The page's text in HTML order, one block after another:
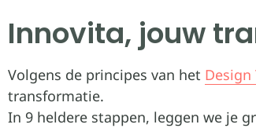
Innovita, jouw
Volgens de principes van het
transformatie.
In 9 heldere stappen, leggen we je